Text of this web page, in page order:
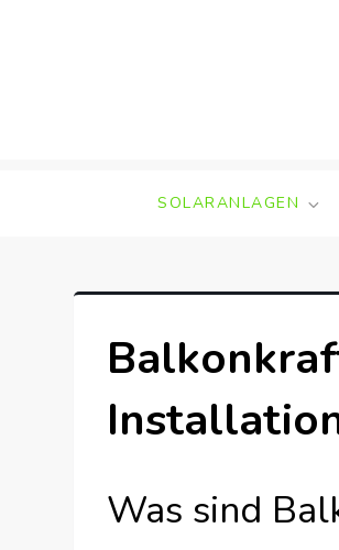
SOLARANLAGEN
Was sind